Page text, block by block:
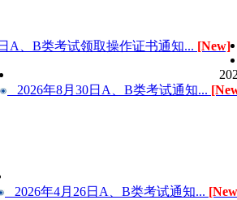
A、B类考试领取操作证书通知... [New]
2026年8月30日A、B类考试通知...
2026年4月26日A、B类考试通知...